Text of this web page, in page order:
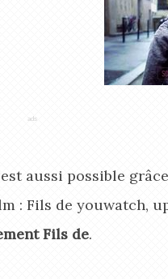
aussi possible
: Fils de youwatch,
Fils de.